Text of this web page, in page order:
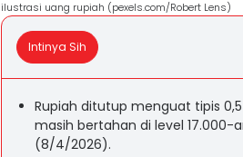
ilustrasi uang rupiah (pexels.com/Robert Lens)
Intinya Sih
Rupiah ditutup menguat tipis
masih bertahan di level 17.000-
(8/4/2026).